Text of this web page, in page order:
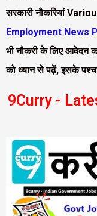
सरकारी नौकरियां
Employment News
भी नौकरी के लिए आवेदन
को ध्यान से पढ़ें, इसके
9Curry -